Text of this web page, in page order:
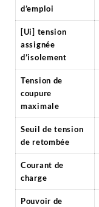
d’emploi
[Ui] tension
assignée
d’isolement
Tension de
coupure
maximale
Seuil de tension
de retombée
Courant de
charge
Pouvoir de